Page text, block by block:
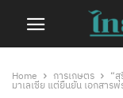
Home การเกษตร
“
มาเลเซีย แต่ยืนยัน เอกสารพ